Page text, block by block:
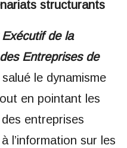
structurants
de la
Entreprises de
salué le dynamisme
en pointant les
entreprises
l’information sur les